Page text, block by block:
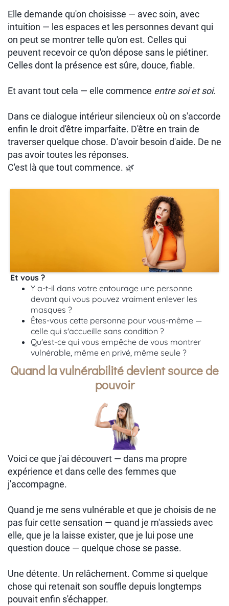
Elle demande qu'on choisisse — avec soin, avec
intuition — les espaces et les personnes devant qui
on peut se montrer telle qu'on est. Celles qui
peuvent recevoir ce qu'on dépose sans le piétiner.
Celles dont la présence est sûre, douce, fiable.
Et avant tout cela — elle commence entre soi et soi.
Dans ce dialogue intérieur silencieux où on s'accorde
enfin le droit d'être imparfaite. D'être en train de
traverser quelque chose. D'avoir besoin d'aide. De ne
pas avoir toutes les réponses.
C'est là que tout commence. 🌿
Et vous ?
Y a-t-il dans votre entourage une personne
devant qui vous pouvez vraiment enlever les
masques ?
Êtes-vous cette personne pour vous-même —
celle qui s'accueille sans condition ?
Qu'est-ce qui vous empêche de vous montrer
vulnérable, même en privé, même seule ?
Quand la vulnérabilité devient source de
pouvoir
Voici ce que j'ai découvert — dans ma propre
expérience et dans celle des femmes que
j'accompagne.
Quand je me sens vulnérable et que je choisis de ne
pas fuir cette sensation — quand je m'assieds avec
elle, que je la laisse exister, que je lui pose une
question douce — quelque chose se passe.
Une détente. Un relâchement. Comme si quelque
chose qui retenait son souffle depuis longtemps
pouvait enfin s'échapper.